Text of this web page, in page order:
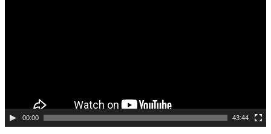
00:00 43:44